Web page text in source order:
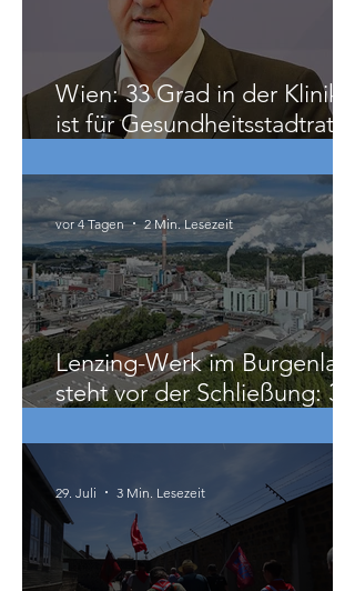
Wien: 33 Grad in der Klinik
ist für Gesundheitsstadtrat
Hacker „ziemlich relativ“
vor 4 Tagen 2 Min. Lesezeit
Lenzing-Werk im Burgenland
Beschäftigte betroffen
vor 4 Tagen 2 Min. Lesezeit
29. Juli 3 Min. Lesezeit